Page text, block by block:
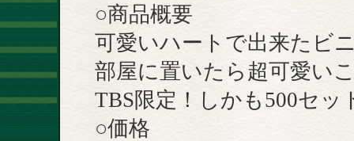
○商品概要
可愛いハートで出来たビ
部屋に置いたら超可愛い
TBS限定！しかも500セ
○価格